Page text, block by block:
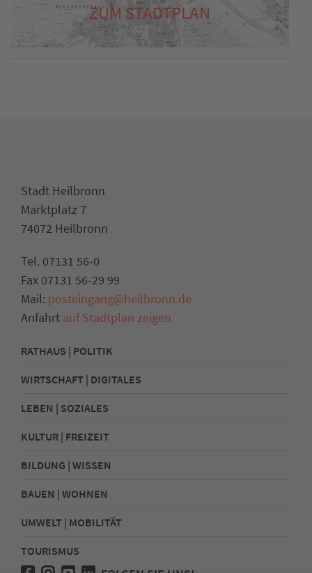
ZUM STADTPLAN
Stadt Heilbronn
Marktplatz 7
74072 Heilbronn
Tel. 07131 56-0
Fax 07131 56-29 99
Mail: posteingang@heilbronn.de
Anfahrt auf Stadtplan zeigen
RATHAUS | POLITIK
WIRTSCHAFT | DIGITALES
LEBEN | SOZIALES
KULTUR | FREIZEIT
BILDUNG | WISSEN
BAUEN | WOHNEN
UMWELT | MOBILITÄT
TOURISMUS